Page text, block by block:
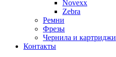
Novexx
Zebra
Ремни
Фрезы
Чернила и картриджи
Контакты